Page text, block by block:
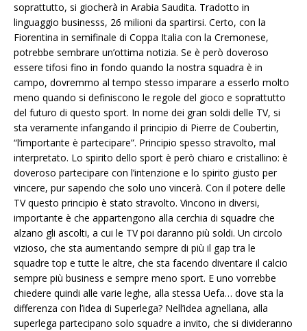
soprattutto, si giocherà in Arabia Saudita. Tradotto in
linguaggio businesss, 26 milioni da spartirsi. Certo, con la
Fiorentina in semifinale di Coppa Italia con la Cremonese,
potrebbe sembrare un’ottima notizia. Se è però doveroso
essere tifosi fino in fondo quando la nostra squadra è in
campo, dovremmo al tempo stesso imparare a esserlo molto
meno quando si definiscono le regole del gioco e soprattutto
del futuro di questo sport. In nome dei gran soldi delle TV, si
sta veramente infangando il principio di Pierre de Coubertin,
“l’importante è partecipare”. Principio spesso stravolto, mal
interpretato. Lo spirito dello sport è però chiaro e cristallino: è
doveroso partecipare con l’intenzione e lo spirito giusto per
vincere, pur sapendo che solo uno vincerà. Con il potere delle
TV questo principio è stato stravolto. Vincono in diversi,
importante è che appartengono alla cerchia di squadre che
alzano gli ascolti, a cui le TV poi daranno più soldi. Un circolo
vizioso, che sta aumentando sempre di più il gap tra le
squadre top e tutte le altre, che sta facendo diventare il calcio
sempre più business e sempre meno sport. E uno vorrebbe
chiedere quindi alle varie leghe, alla stessa Uefa… dove sta la
differenza con l’idea di Superlega? Nell’idea agnellana, alla
superlega partecipano solo squadre a invito, che si divideranno